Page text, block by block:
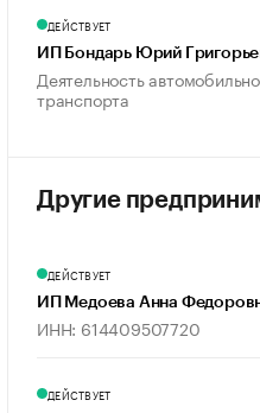
спорта тело стареет
GTA
будут не нужны»: что
обеспеченных людей:
ДЕЙСТВУЕТ
ИП Бондарь Юрий
Деятельность
транспорта
Другие
ДЕЙСТВУЕТ
ИП Медоева Анна
ИНН: 614409507720
ДЕЙСТВУЕТ